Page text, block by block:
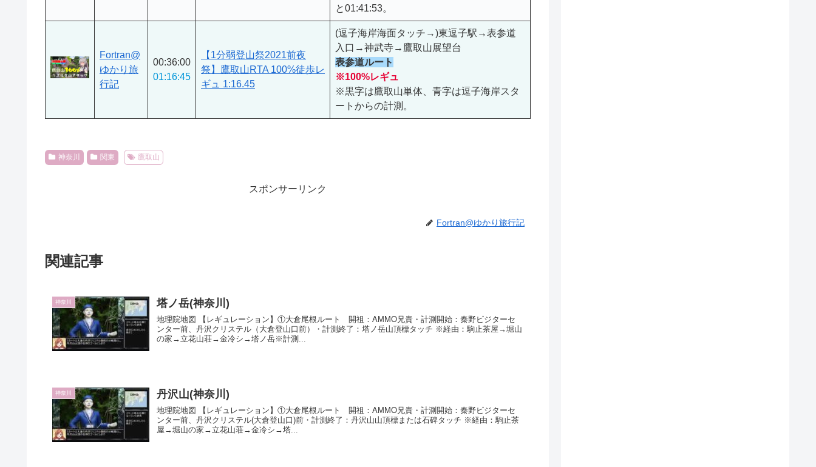
と01:41:53。
Fortran@
ゆかり旅
行記
00:36:00
01:16:45
【1分弱登山祭2021前夜
祭】鷹取山RTA 100%徒歩レ
ギュ 1:16.45
(逗子海岸海面タッチ→)東逗子駅→表参道
入口→神武寺→鷹取山展望台
表参道ルート
※100%レギュ
※黒字は鷹取山単体、青字は逗子海岸スタ
ートからの計測。
神奈川 関東 鷹取山
スポンサーリンク
Fortran@ゆかり旅行記
関連記事
神奈川 塔ノ岳(神奈川)
地理院地図 【レギュレーション】①大倉尾根ルート 開祖：AMMO兄貴・計測開始：秦野ビジターセ
ンター前、丹沢クリステル（大倉登山口前）・計測終了：塔ノ岳山頂標タッチ ※経由：駒止茶屋→堀山
の家→立花山荘→金冷シ→塔ノ岳※計測...
神奈川 丹沢山(神奈川)
地理院地図 【レギュレーション】①大倉尾根ルート 開祖：AMMO兄貴・計測開始：秦野ビジターセ
ンター前、丹沢クリステル(大倉登山口)前・計測終了：丹沢山山頂標または石碑タッチ ※経由：駒止茶
屋→堀山の家→立花山荘→金冷シ→塔...